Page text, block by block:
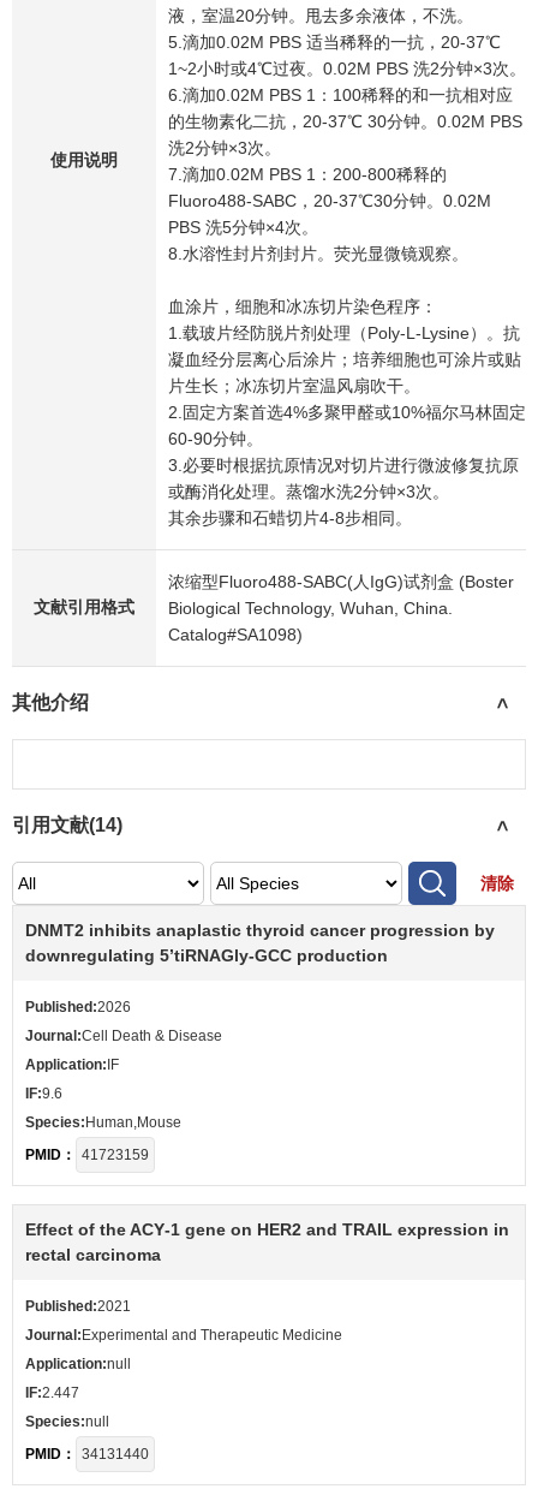
使用说明
液，室温20分钟。甩去多余液体，不洗。
5.滴加0.02M PBS 适当稀释的一抗，20-37℃
1~2小时或4℃过夜。0.02M PBS 洗2分钟×3次。
6.滴加0.02M PBS 1：100稀释的和一抗相对应
的生物素化二抗，20-37℃ 30分钟。0.02M PBS
洗2分钟×3次。
7.滴加0.02M PBS 1：200-800稀释的
Fluoro488-SABC，20-37℃30分钟。0.02M
PBS 洗5分钟×4次。
8.水溶性封片剂封片。荧光显微镜观察。
血涂片，细胞和冰冻切片染色程序：
1.载玻片经防脱片剂处理（Poly-L-Lysine）。抗
凝血经分层离心后涂片；培养细胞也可涂片或贴
片生长；冰冻切片室温风扇吹干。
2.固定方案首选4%多聚甲醛或10%福尔马林固定
60-90分钟。
3.必要时根据抗原情况对切片进行微波修复抗原
或酶消化处理。蒸馏水洗2分钟×3次。
其余步骤和石蜡切片4-8步相同。
文献引用格式
浓缩型Fluoro488-SABC(人IgG)试剂盒 (Boster
Biological Technology, Wuhan, China.
Catalog#SA1098)
其他介绍 >
引用文献(14) >
清除
DNMT2 inhibits anaplastic thyroid cancer progression by
downregulating 5’tiRNAGly-GCC production
Published:2026
Journal:Cell Death & Disease
Application: IF
IF:9.6
Species: Human,Mouse
PMID：
41723159
Effect of the ACY‑1 gene on HER2 and TRAIL expression in
rectal carcinoma
Published:2021
Journal: Experimental and Therapeutic Medicine
Application:null
IF:2.447
Species:null
PMID：
34131440